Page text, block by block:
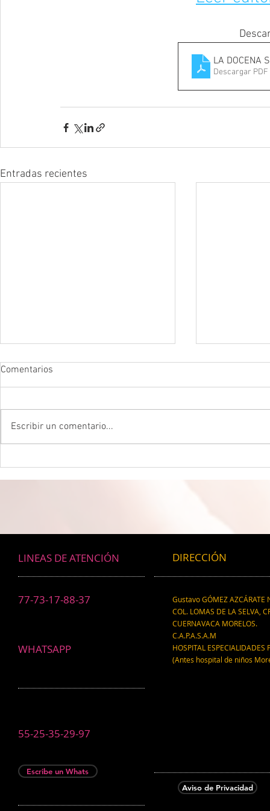
LA DOCENA
Descargar PDF
Entradas recientes
Comentarios
Escribir un comentario...
LINEAS DE ATENCIÓN
77-73-17-88-37
WHATSAPP
DIRECCIÓN
Gustavo GÓMEZ AZCÁRATE
COL. LOMAS DE LA SELVA,
CUERNAVACA MORELOS.
C.A.P.A.S.A.M
HOSPITAL ESPECIALIDADES
(Antes hospital de niños
55-25-35-29-97
Escribe un Whats
Aviso de Privacidad